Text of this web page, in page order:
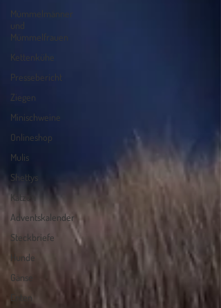
Mümmelmänner
und
Mümmelfrauen
Kettenkühe
Pressebericht
Ziegen
Minischweine
Onlineshop
Mulis
Shettys
Katzen
Adventskalender
Steckbriefe
Hunde
Gänse
Enten